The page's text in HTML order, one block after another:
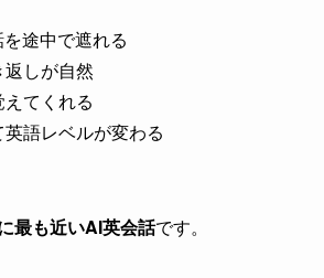
途中で遮れる
しが自然
てくれる
語レベルが変わる
最も近いAI英会話です。